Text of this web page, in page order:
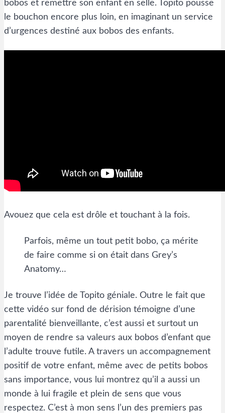
bobos et remettre son enfant en selle. Topito pousse
le bouchon encore plus loin, en imaginant un service
d’urgences destiné aux bobos des enfants.
Avouez que cela est drôle et touchant à la fois.
Parfois, même un tout petit bobo, ça mérite
de faire comme si on était dans Grey’s
Anatomy…
Je trouve l’idée de Topito géniale. Outre le fait que
cette vidéo sur fond de dérision témoigne d’une
parentalité bienveillante, c’est aussi et surtout un
moyen de rendre sa valeurs aux bobos d’enfant que
l’adulte trouve futile. A travers un accompagnement
positif de votre enfant, même avec de petits bobos
sans importance, vous lui montrez qu’il a aussi un
monde à lui fragile et plein de sens que vous
respectez. C’est à mon sens l’un des premiers pas